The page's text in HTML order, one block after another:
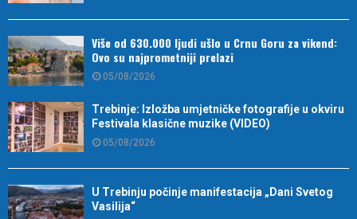
Više od 630.000 ljudi ušlo u Crnu Goru za vikend:
Ovo su najprometniji prelazi
05/08/2026
Trebinje: Izložba umjetničke fotografije u okviru
Festivala klasične muzike (VIDEO)
05/08/2026
U Trebinju počinje manifestacija „Dani Svetog
Vasilija“